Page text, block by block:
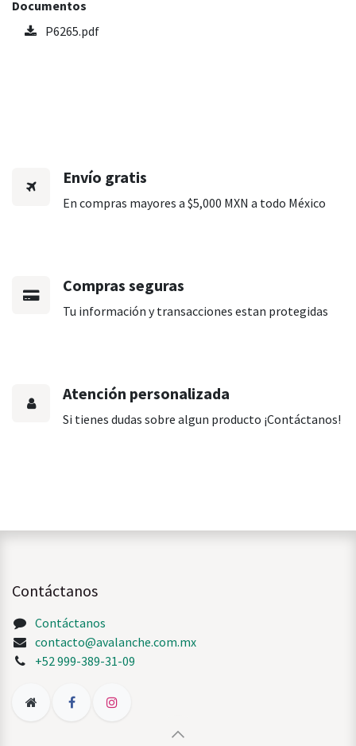
Documentos
P6265.pdf
Envío gratis
En compras mayores a $5,000 MXN a todo México
Compras seguras
Tu información y transacciones estan protegidas
Atención personalizada
Si tienes dudas sobre algun producto ¡Contáctanos!
Contáctanos
Contáctanos
contacto@avalanche.com.mx
+52 999-389-31-09